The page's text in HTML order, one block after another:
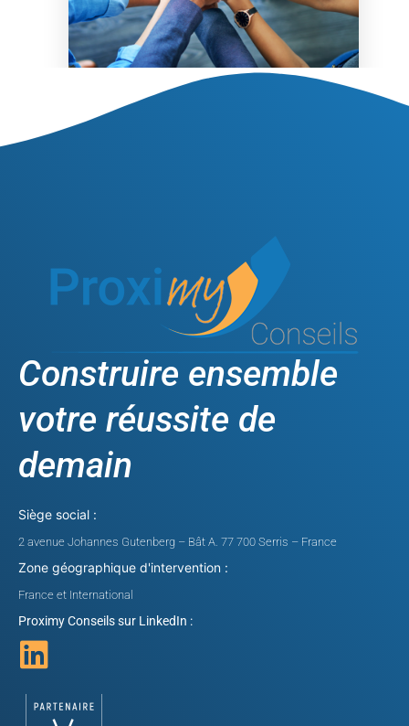
Construire ensemble
votre réussite de
demain
Siège social :
2 avenue Johannes Gutenberg – Bât A. 77 700 Serris – France
Zone géographique d'intervention :
France et International
Proximy Conseils sur LinkedIn :